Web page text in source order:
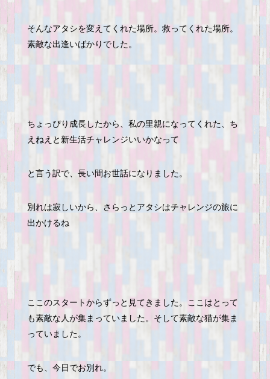
そんなアタシを変えてくれた場所。救ってくれた場所。
素敵な出逢いばかりでした。
ちょっぴり成長したから、私の里親になってくれた、ち
えねえと新生活チャレンジいいかなって
と言う訳で、長い間お世話になりました。
別れは寂しいから、さらっとアタシはチャレンジの旅に
出かけるね
ここのスタートからずっと見てきました。ここはとって
も素敵な人が集まっていました。そして素敵な猫が集ま
っていました。
でも、今日でお別れ。